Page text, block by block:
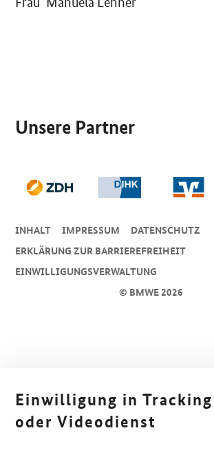
Unsere Partner
© BMWE 2026
INHALT IMPRESSUM
DA­TEN­SCHUTZ
ERKLÄRUNG ZUR BARRIEREFREIHEIT
EINWILLIGUNGSVERWALTUNG
Einwilligung in
oder Videodienst